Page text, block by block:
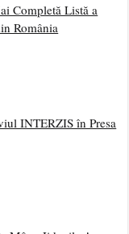
Completă Listă a
România
INTERZIS în Presa